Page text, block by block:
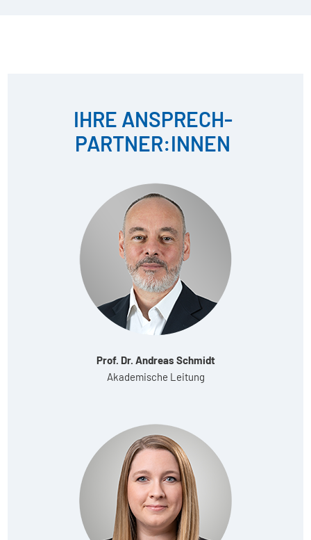
IHRE ANSPRECH­
PARTNER:INNEN
Prof. Dr. Andreas Schmidt
Akademische Leitung